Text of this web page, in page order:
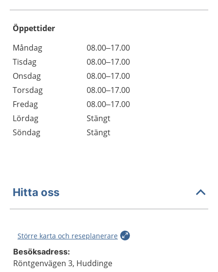
Öppettider
Dag
Öppettider
Kommentarer
Måndag
08.00–17.00
Tisdag
08.00–17.00
Onsdag
08.00–17.00
Torsdag
08.00–17.00
Fredag
08.00–17.00
Lördag
Stängt
Söndag
Stängt
Hitta oss
Större karta och reseplanerare
Besöksadress:
Röntgenvägen 3, Huddinge